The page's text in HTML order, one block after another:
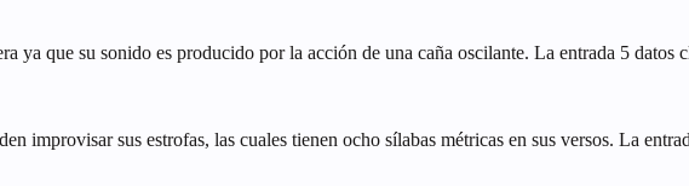
ya que su sonido es producido por la acción de una caña oscilante. La entrada 5 datos
improvisar sus estrofas, las cuales tienen ocho sílabas métricas en sus versos. La